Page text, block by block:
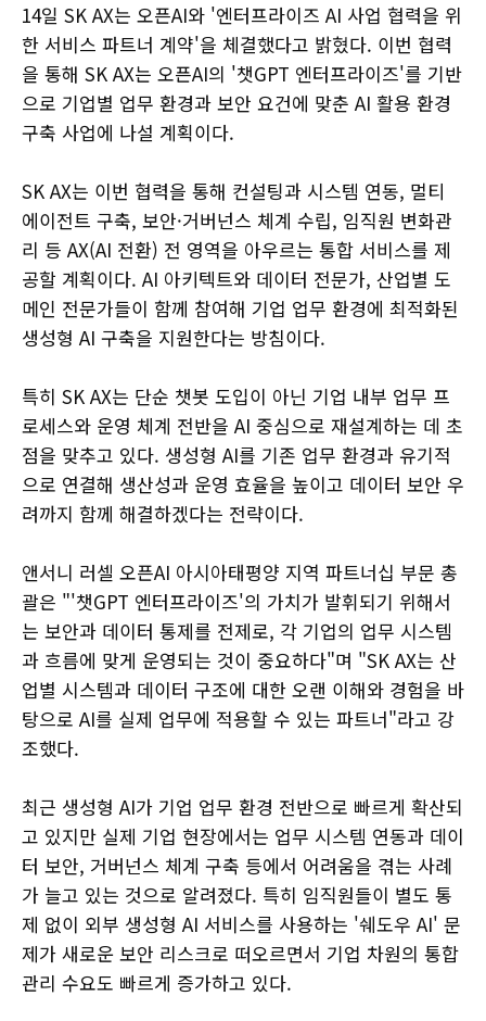
14일 SK AX는 오픈AI와 '엔터프라이즈 AI 사업 협력을 위
한 서비스 파트너 계약'을 체결했다고 밝혔다. 이번 협력
을 통해 SK AX는 오픈AI의 '챗GPT 엔터프라이즈'를 기반
으로 기업별 업무 환경과 보안 요건에 맞춘 AI 활용 환경
구축 사업에 나설 계획이다.
SK AX는 이번 협력을 통해 컨설팅과 시스템 연동, 멀티
에이전트 구축, 보안·거버넌스 체계 수립, 임직원 변화관
리 등 AX(AI 전환) 전 영역을 아우르는 통합 서비스를 제
공할 계획이다. AI 아키텍트와 데이터 전문가, 산업별 도
메인 전문가들이 함께 참여해 기업 업무 환경에 최적화된
생성형 AI 구축을 지원한다는 방침이다.
특히 SK AX는 단순 챗봇 도입이 아닌 기업 내부 업무 프
로세스와 운영 체계 전반을 AI 중심으로 재설계하는 데 초
점을 맞추고 있다. 생성형 AI를 기존 업무 환경과 유기적
으로 연결해 생산성과 운영 효율을 높이고 데이터 보안 우
려까지 함께 해결하겠다는 전략이다.
앤서니 러셀 오픈AI 아시아태평양 지역 파트너십 부문 총
괄은 "'챗GPT 엔터프라이즈'의 가치가 발휘되기 위해서
는 보안과 데이터 통제를 전제로, 각 기업의 업무 시스템
과 흐름에 맞게 운영되는 것이 중요하다"며 "SK AX는 산
업별 시스템과 데이터 구조에 대한 오랜 이해와 경험을 바
탕으로 AI를 실제 업무에 적용할 수 있는 파트너"라고 강
조했다.
최근 생성형 AI가 기업 업무 환경 전반으로 빠르게 확산되
고 있지만 실제 기업 현장에서는 업무 시스템 연동과 데이
터 보안, 거버넌스 체계 구축 등에서 어려움을 겪는 사례
가 늘고 있는 것으로 알려졌다. 특히 임직원들이 별도 통
제 없이 외부 생성형 AI 서비스를 사용하는 '쉐도우 AI' 문
제가 새로운 보안 리스크로 떠오르면서 기업 차원의 통합
관리 수요도 빠르게 증가하고 있다.